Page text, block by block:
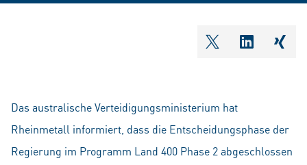
shareOntwitter
Das australische Verteidigungsministerium hat
Rheinmetall informiert, dass die Entscheidungsphase der
Regierung im Programm Land 400 Phase 2 abgeschlossen